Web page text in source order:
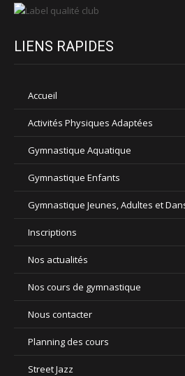
LIENS RAPIDES
Accueil
Activités Physiques Adaptées
Gymnastique Aquatique
Gymnastique Enfants
Gymnastique Jeunes, Adultes et
Inscriptions
Nos actualités
Nos cours de gymnastique
Nous contacter
Planning des cours
Street Jazz